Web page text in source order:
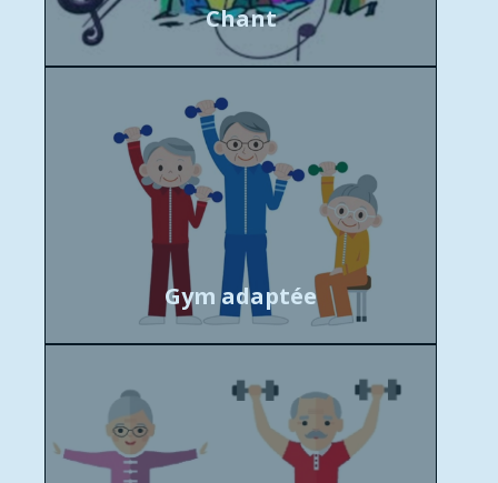
Chant
Gym adaptée